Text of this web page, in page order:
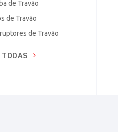
de Travão
de Travão
de Travão
TODAS